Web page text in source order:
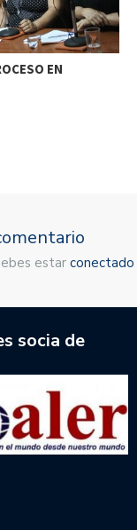
EN
estar conectado
socia de